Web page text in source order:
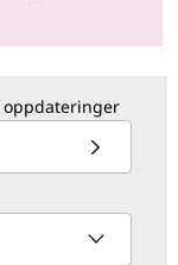
oppdateringer